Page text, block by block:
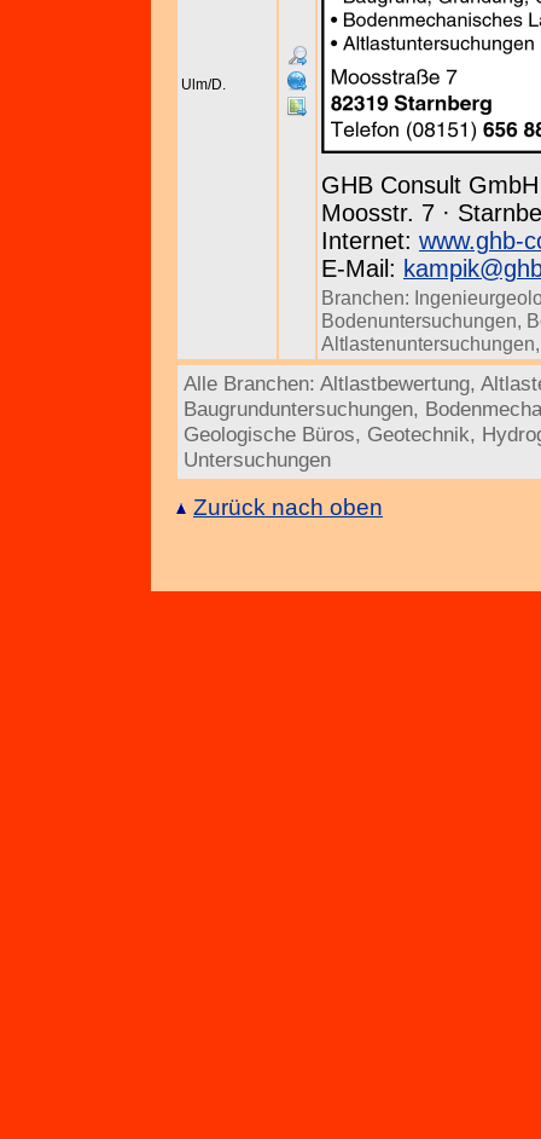
Ulm/D.
GHB Consult GmbH
Moosstr. 7 ·
Internet: www.ghb-
E-Mail:
Branchen:
Bodenuntersuchungen,
Altlastenuntersuchungen
Alle Branchen: Altlastbewertung,
Baugrunduntersuchungen,
Geologische Büros, Geotechnik,
Untersuchungen
Zurück nach oben